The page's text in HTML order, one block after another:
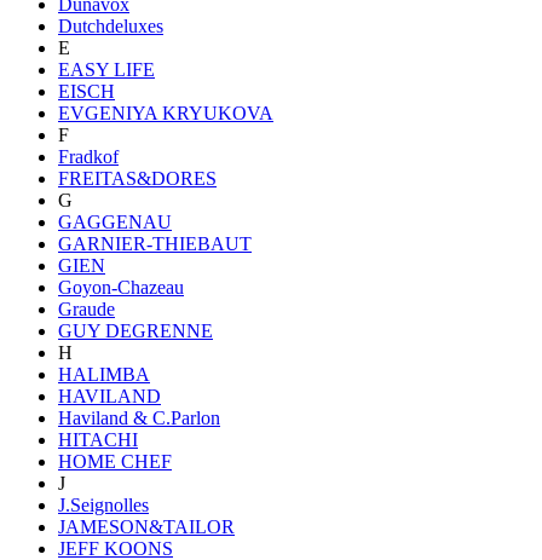
Dutchdeluxes
E
EASY LIFE
EISCH
EVGENIYA KRYUKOVA
F
Fradkof
FREITAS&DORES
G
GAGGENAU
GARNIER-THIEBAUT
GIEN
Goyon-Chazeau
Graude
GUY DEGRENNE
H
HALIMBA
HAVILAND
Haviland & C.Parlon
HITACHI
HOME CHEF
J
J.Seignolles
JAMESON&TAILOR
JEFF KOONS